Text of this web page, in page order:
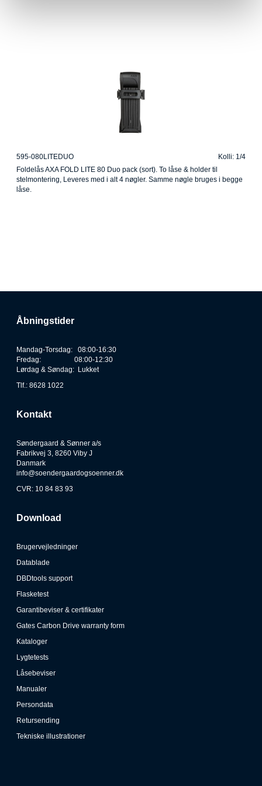
595-080LITEDUO
Kolli: 1/4
Foldelås AXA FOLD LITE 80 Duo pack (sort). To låse & holder til
stelmontering, Leveres med i alt 4 nøgler. Samme nøgle bruges i begge
låse.
Åbningstider
Mandag-Torsdag: 08:00-16:30
Fredag: 08:00-12:30
Lørdag & Søndag: Lukket
Tlf.: 8628 1022
Kontakt
Søndergaard & Sønner a/s
Fabrikvej 3, 8260 Viby J
Danmark
info@soendergaardogsoenner.dk
CVR: 10 84 83 93
Download
Brugervejledninger
Datablade
DBDtools support
Flasketest
Garantibeviser & certifikater
Gates Carbon Drive warranty form
Kataloger
Lygtetests
Låsebeviser
Manualer
Persondata
Retursending
Tekniske illustrationer